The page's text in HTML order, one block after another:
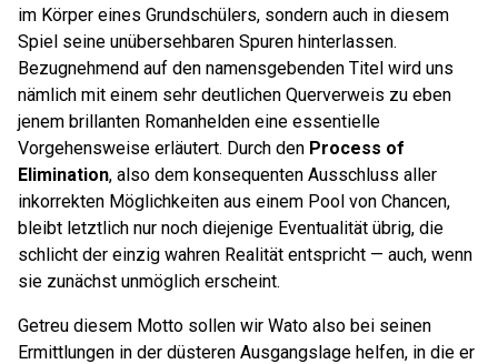
im Körper eines Grundschülers, sondern auch in diesem
Spiel seine unübersehbaren Spuren hinterlassen.
Bezugnehmend auf den namensgebenden Titel wird uns
nämlich mit einem sehr deutlichen Querverweis zu eben
jenem brillanten Romanhelden eine essentielle
Vorgehensweise erläutert. Durch den Process of
Elimination, also dem konsequenten Ausschluss aller
inkorrekten Möglichkeiten aus einem Pool von Chancen,
bleibt letztlich nur noch diejenige Eventualität übrig, die
schlicht der einzig wahren Realität entspricht — auch, wenn
sie zunächst unmöglich erscheint.
Getreu diesem Motto sollen wir Wato also bei seinen
Ermittlungen in der düsteren Ausgangslage helfen, in die er